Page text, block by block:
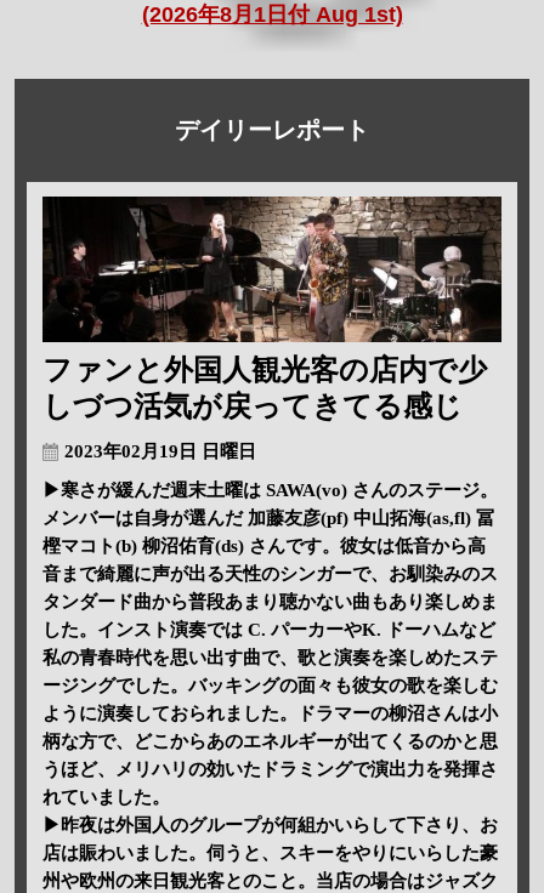
(2026年8月1日付 Aug 1st)
デイリーレポート
ファンと外国人観光客の店内で少
しづつ活気が戻ってきてる感じ
2023年02月19日 日曜日
▶寒さが緩んだ週末土曜は SAWA(vo) さんのステージ。
メンバーは自身が選んだ 加藤友彦(pf) 中山拓海(as,fl) 冨
樫マコト(b) 柳沼佑育(ds) さんです。彼女は低音から高
音まで綺麗に声が出る天性のシンガーで、お馴染みのス
タンダード曲から普段あまり聴かない曲もあり楽しめま
した。インスト演奏では C. パーカーやK. ドーハムなど
私の青春時代を思い出す曲で、歌と演奏を楽しめたステ
ージングでした。バッキングの面々も彼女の歌を楽しむ
ように演奏しておられました。ドラマーの柳沼さんは小
柄な方で、どこからあのエネルギーが出てくるのかと思
うほど、メリハリの効いたドラミングで演出力を発揮さ
れていました。
▶昨夜は外国人のグループが何組かいらして下さり、お
店は賑わいました。伺うと、スキーをやりにいらした豪
州や欧州の来日観光客とのこと。当店の場合はジャズク